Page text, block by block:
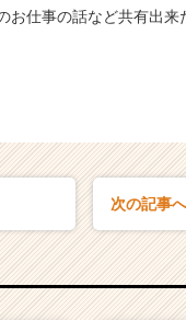
お仕事の話など共有出来
次の記事